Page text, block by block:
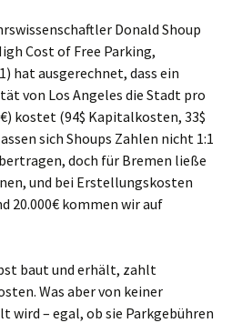
Donald Shoup
Cost of Free Parking,
hat ausgerechnet, dass ein
von Los Angeles die Stadt pro
kostet (94$ Kapitalkosten, 33$
sich Shoups Zahlen nicht 1:1
doch für Bremen ließe
und bei Erstellungskosten
20.000€ kommen wir auf
baut und erhält, zahlt
Was aber von keiner
– egal, ob sie Parkgebühren